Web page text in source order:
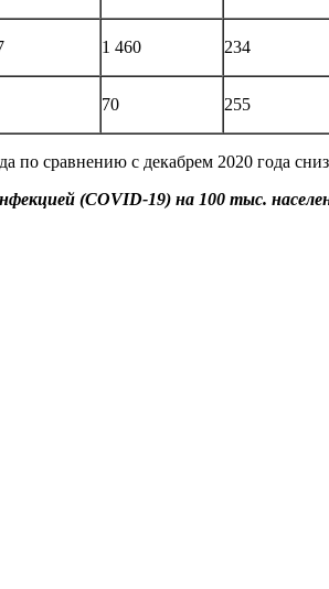
1 460 234
70 255
по сравнению с декабрем 2020 года
(COVID-19) на 100 тыс.